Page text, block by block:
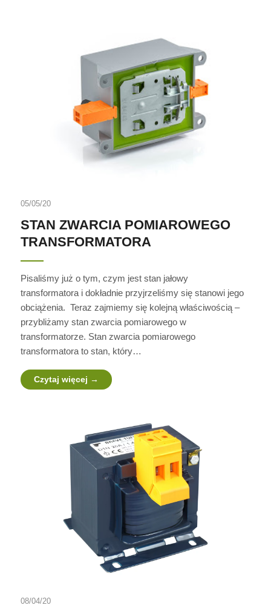
05/05/20
STAN ZWARCIA POMIAROWEGO
TRANSFORMATORA
Pisaliśmy już o tym, czym jest stan jałowy
transformatora i dokładnie przyjrzeliśmy się stanowi jego
obciążenia. Teraz zajmiemy się kolejną właściwością –
przybliżamy stan zwarcia pomiarowego w
transformatorze. Stan zwarcia pomiarowego
transformatora to stan, który…
Czytaj więcej
08/04/20